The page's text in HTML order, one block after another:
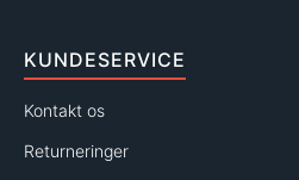
KUNDESERVICE
Kontakt os
Returneringer